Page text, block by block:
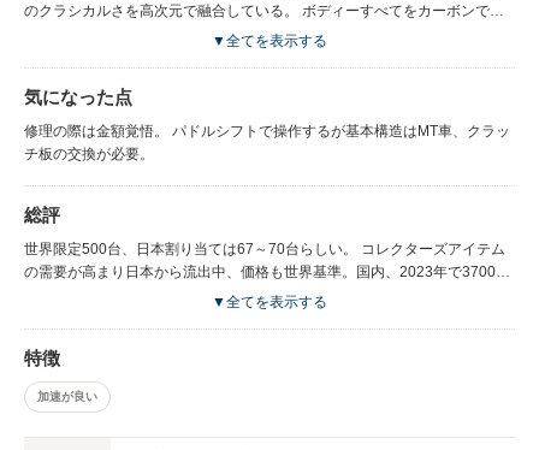
のクラシカルさを高次元で融合している。 ボディーすべてをカーボンで包
み、フェラーリ由来のV8・4.7リッター自然吸気エンジンとフェラーリのミ
どがカーボンの内装で、スイッチのベタベタは2025年の時点でも出現して
いません。
▼全てを表示する
気になった点
修理の際は金額覚悟。 パドルシフトで操作するが基本構造はMT車、クラッ
チ板の交換が必要。
総評
世界限定500台、日本割り当ては67～70台らしい。 コレクターズアイテム
の需要が高まり日本から流出中、価格も世界基準。国内、2023年で3700万
～、2024年で4000万～、2025年で4300万～。現在も上昇中でどこまで上
すると手放す気になれない。 電動化や静音化とは真逆にある8C、今後この
ような車は発売されない時代。その中で所有欲を非常に満たしてくれる１台
として、本家フェラーリ量産車を凌駕する貴重な限定車だと思います。
▼全てを表示する
特徴
加速が良い